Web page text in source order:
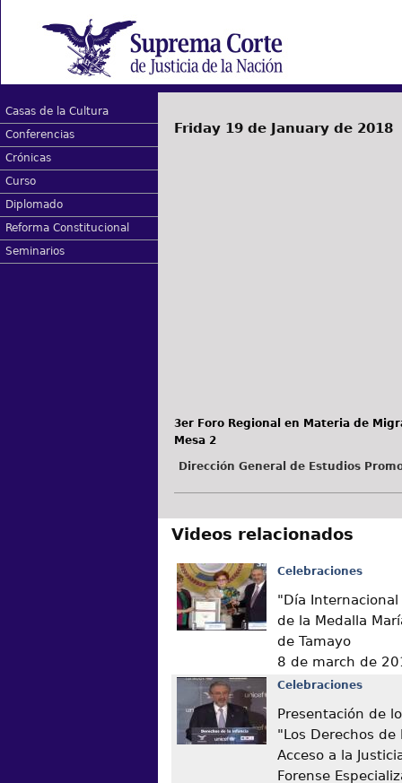
Casas de la Cultura
Conferencias
Crónicas
Curso
Diplomado
Reforma Constitucional
Seminarios
Friday 19 de January de 2018
3er Foro Regional en Materia de
Mesa 2
Dirección General de Estudios
Videos relacionados
Celebraciones
"Día
de la Medalla
de Tamayo
8 de march de
Celebraciones
Presentación de
"Los Derechos
Acceso a la
Forense